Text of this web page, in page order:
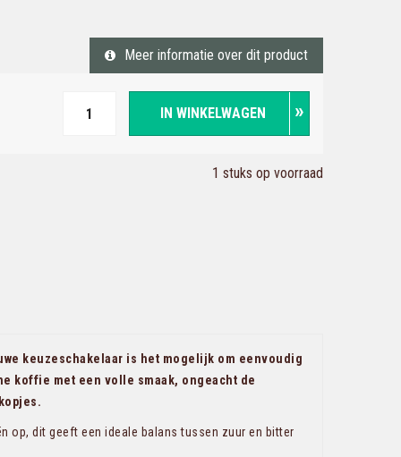
Meer informatie over dit product
IN WINKELWAGEN
1 stuks op voorraad
keuzeschakelaar is het mogelijk om eenvoudig
koffie met een volle smaak, ongeacht de
op, dit geeft een ideale balans tussen zuur en bitter